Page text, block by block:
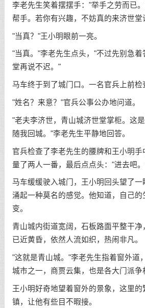
李老先生笑着摆摆手："举手之劳而已
帮手。若你有兴趣，不妨真的来济世堂
"当真？"王小明眼前一亮。
"当真。"李老先生点头，"不过先别急
堂再说不迟。"
马车终于到了城门口。一名官兵上前检
"姓名？来意？"官兵公事公办地问道。
"老夫李济世，青山城济世堂掌柜。这
随我回城。"李老先生平静地回答。
官兵检查了李老先生的腰牌和王小明
量了两人一番，最后点点头："进去吧
马车缓缓驶入城门，王小明回头望了一
涌起一种莫名的感觉。他知道，自己的
变。
青山城内街道宽阔，石板路面平整干净
已近黄昏，依然人流如织，热闹非凡。
"这就是青山城。"李老先生指着窗外道
城市之一，商贾云集，也是各大门派
王小明好奇地望着窗外的景象，这里
镇，让他有些目不暇接。